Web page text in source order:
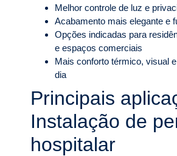
Melhor controle de luz e
Acabamento mais elegante e
Opções indicadas para
e espaços comerciais
Mais conforto térmico, visual
dia
Principais
Instalação de
hospitalar